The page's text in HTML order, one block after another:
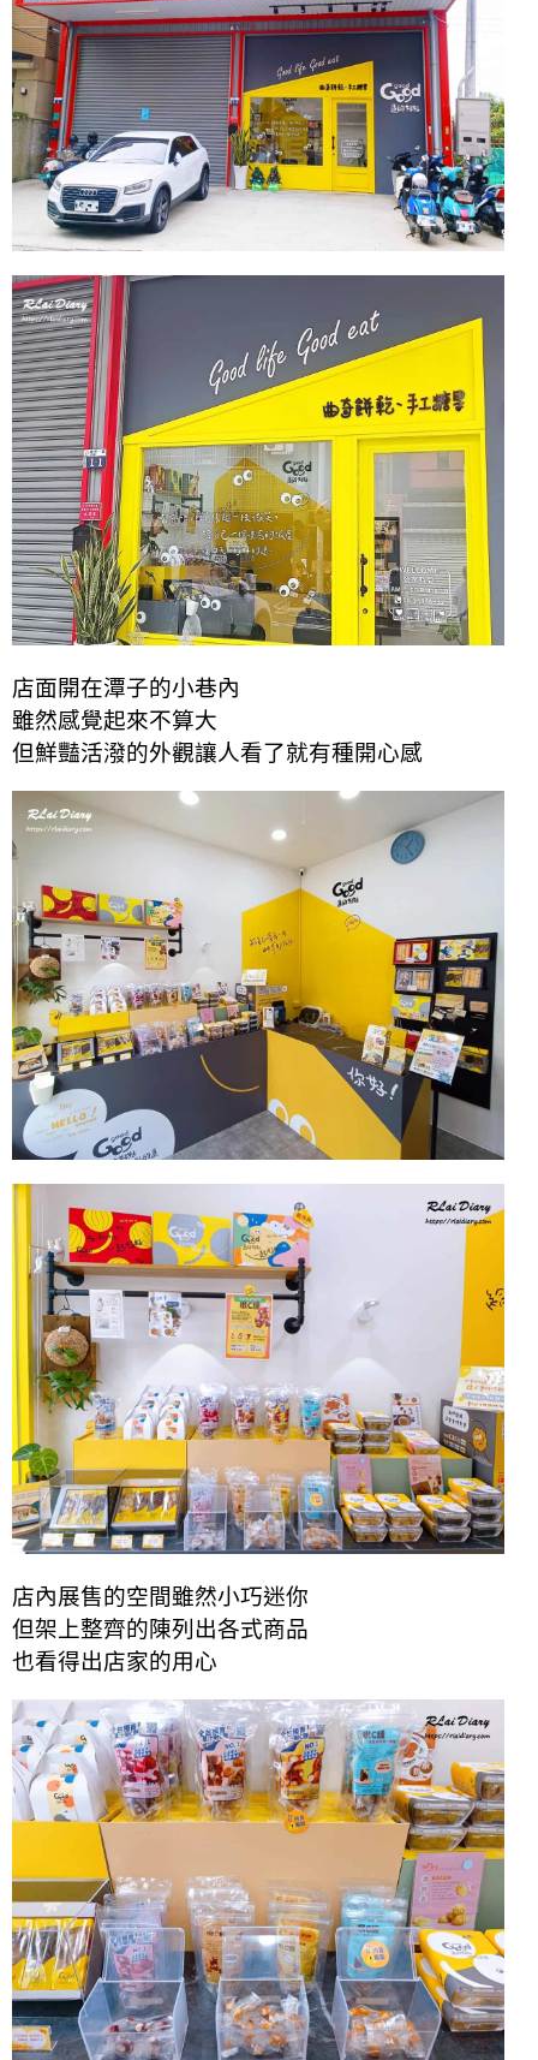
店面開在潭子的小巷內
雖然感覺起來不算大
但鮮豔活潑的外觀讓人看了就有種開心感
店內展售的空間雖然小巧迷你
但架上整齊的陳列出各式商品
也看得出店家的用心